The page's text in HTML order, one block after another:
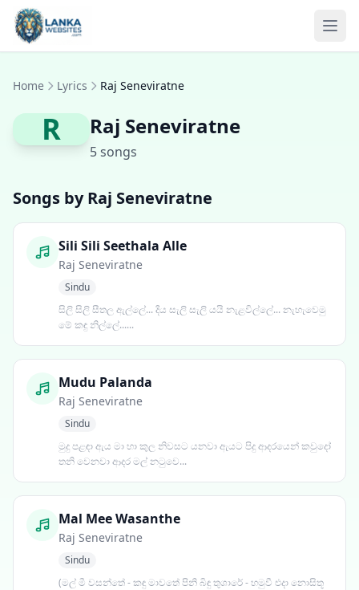
Skip to content
Home Lyrics Raj Seneviratne
R Raj Seneviratne
5 songs
Songs by Raj Seneviratne
Sili Sili Seethala Alle
Raj Seneviratne
Sindu
සිලි සිලි සීතල ඇල්ලේ... දිය සැලි සැලි යයි නැළවිල්ලේ... නැහැවෙමු
මේ කඳු නිල්ලේ......
Mudu Palanda
Raj Seneviratne
Sindu
මුදු පළඳා ඇය මා හා කුල නිවසට යනවා ඇයට පිදු ආදරයෙන් කවුදෝ
තනි වෙනවා ආදර මල් නටුවෙ...
Mal Mee Wasanthe
Raj Seneviratne
Sindu
(මල් මී වසන්තේ - කඳු මාවතේ පිනි බිඳු තුශාරේ - හමුවී එදා නොසිතූ